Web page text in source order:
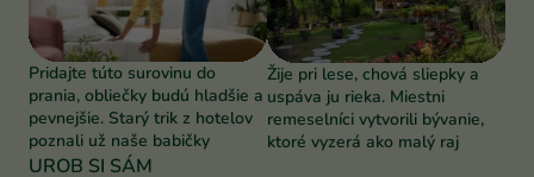
Pridajte túto surovinu do
prania, obliečky budú hladšie a
pevnejšie. Starý trik z hotelov
poznali už naše babičky
Žije pri lese, chová sliepky a
uspáva ju rieka. Miestni
remeselníci vytvorili bývanie,
ktoré vyzerá ako malý raj
UROB SI SÁM